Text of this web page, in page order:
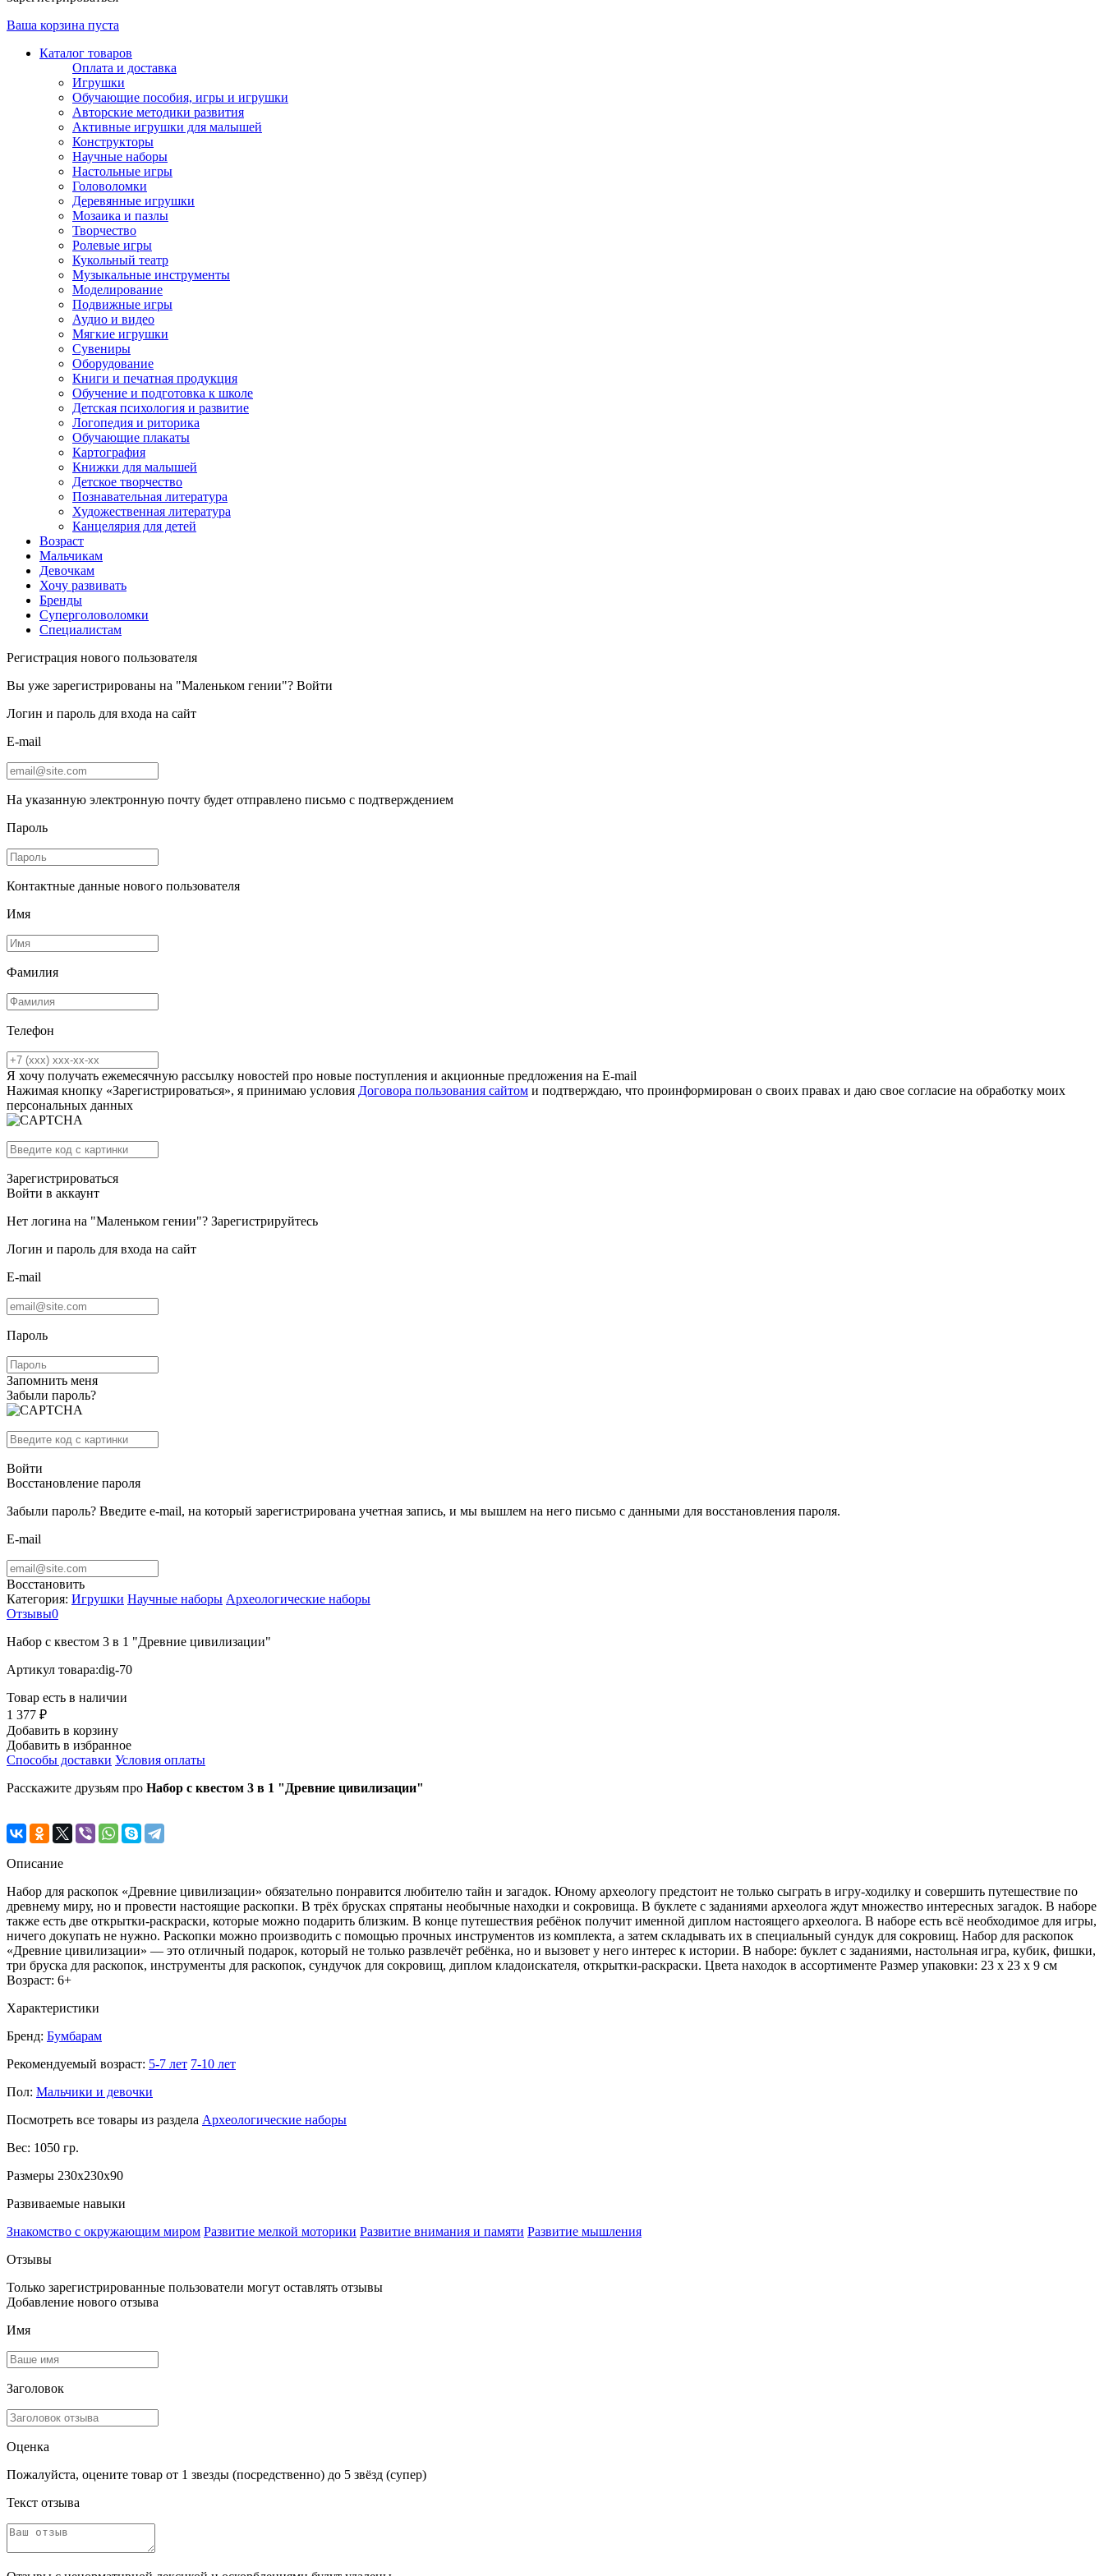
Ваша корзина пуста
Каталог товаров
Оплата и доставка
Игрушки
Обучающие пособия, игры и игрушки
Авторские методики развития
Активные игрушки для малышей
Конструкторы
Научные наборы
Настольные игры
Головоломки
Деревянные игрушки
Мозаика и пазлы
Творчество
Ролевые игры
Кукольный театр
Музыкальные инструменты
Моделирование
Подвижные игры
Аудио и видео
Мягкие игрушки
Сувениры
Оборудование
Книги и печатная продукция
Обучение и подготовка к школе
Детская психология и развитие
Логопедия и риторика
Обучающие плакаты
Картография
Книжки для малышей
Детское творчество
Познавательная литература
Художественная литература
Канцелярия для детей
Возраст
Мальчикам
Девочкам
Хочу развивать
Бренды
Суперголоволомки
Специалистам
Регистрация нового пользователя
Вы уже зарегистрированы на "Маленьком гении"? Войти
Логин и пароль для входа на сайт
E-mail
На указанную электронную почту будет отправлено письмо с подтверждением
Пароль
Контактные данные нового пользователя
Имя
Фамилия
Телефон
Я хочу получать ежемесячную рассылку новостей про новые поступления и акционные предложения на E-mail
Нажимая кнопку «Зарегистрироваться», я принимаю условия Договора пользования сайтом и подтверждаю, что проинформирован о своих правах и даю свое согласие на обработку моих
персональных данных
Зарегистрироваться
Войти в аккаунт
Нет логина на "Маленьком гении"? Зарегистрируйтесь
Логин и пароль для входа на сайт
E-mail
Пароль
Запомнить меня
Забыли пароль?
Войти
Восстановление пароля
Забыли пароль? Введите e-mail, на который зарегистрирована учетная запись, и мы вышлем на него письмо с данными для восстановления пароля.
E-mail
Восстановить
Категория: Игрушки Научные наборы Археологические наборы
Отзывы0
Набор с квестом 3 в 1 "Древние цивилизации"
Артикул товара:dig-70
Товар есть в наличии
1 377 ₽
Добавить в корзину
Добавить в избранное
Способы доставки Условия оплаты
Расскажите друзьям про Набор с квестом 3 в 1 "Древние цивилизации"
Описание
Набор для раскопок «Древние цивилизации» обязательно понравится любителю тайн и загадок. Юному археологу предстоит не только сыграть в игру-ходилку и совершить путешествие по
древнему миру, но и провести настоящие раскопки. В трёх брусках спрятаны необычные находки и сокровища. В буклете с заданиями археолога ждут множество интересных загадок. В наборе
также есть две открытки-раскраски, которые можно подарить близким. В конце путешествия ребёнок получит именной диплом настоящего археолога. В наборе есть всё необходимое для игры,
ничего докупать не нужно. Раскопки можно производить с помощью прочных инструментов из комплекта, а затем складывать их в специальный сундук для сокровищ. Набор для раскопок
«Древние цивилизации» — это отличный подарок, который не только развлечёт ребёнка, но и вызовет у него интерес к истории. В наборе: буклет с заданиями, настольная игра, кубик, фишки,
три бруска для раскопок, инструменты для раскопок, сундучок для сокровищ, диплом кладоискателя, открытки-раскраски. Цвета находок в ассортименте Размер упаковки: 23 х 23 х 9 см
Возраст: 6+
Характеристики
Бренд: Бумбарам
Рекомендуемый возраст: 5-7 лет 7-10 лет
Пол: Мальчики и девочки
Посмотреть все товары из раздела Археологические наборы
Вес: 1050 гр.
Размеры 230x230x90
Развиваемые навыки
Знакомство с окружающим миром Развитие мелкой моторики Развитие внимания и памяти Развитие мышления
Отзывы
Только зарегистрированные пользователи могут оставлять отзывы
Добавление нового отзыва
Имя
Заголовок
Оценка
Пожалуйста, оцените товар от 1 звезды (посредственно) до 5 звёзд (супер)
Текст отзыва